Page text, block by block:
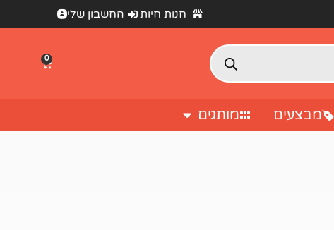
חנות חיות החשבון שלי
0
מבצעים מותגים